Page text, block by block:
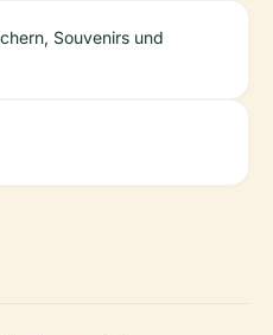
Souvenirs und